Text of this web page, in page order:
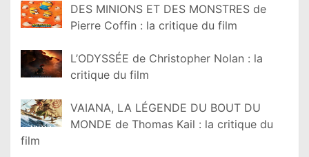
DES MINIONS ET DES MONSTRES de
Pierre Coffin : la critique du film
L’ODYSSÉE de Christopher Nolan : la
critique du film
VAIANA, LA LÉGENDE DU BOUT DU
MONDE de Thomas Kail : la critique du
film